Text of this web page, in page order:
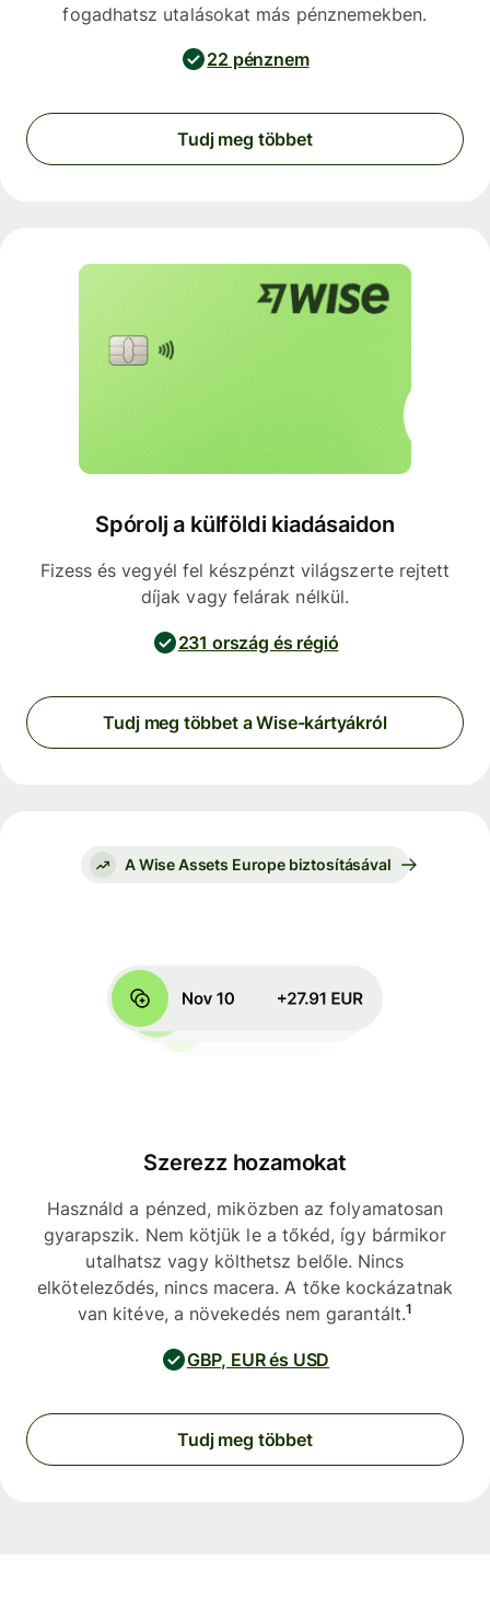
fogadhatsz utalásokat más pénznemekben.
22 pénznem
Tudj meg többet
Spórolj a külföldi kiadásaidon
Fizess és vegyél fel készpénzt világszerte rejtett
díjak vagy felárak nélkül.
231 ország és régió
Tudj meg többet a Wise-kártyákról
A Wise Assets Europe biztosításával
Szerezz hozamokat
Használd a pénzed, miközben az folyamatosan
gyarapszik. Nem kötjük le a tőkéd, így bármikor
utalhatsz vagy költhetsz belőle. Nincs
elköteleződés, nincs macera. A tőke kockázatnak
van kitéve, a növekedés nem garantált.1
GBP, EUR és USD
Tudj meg többet